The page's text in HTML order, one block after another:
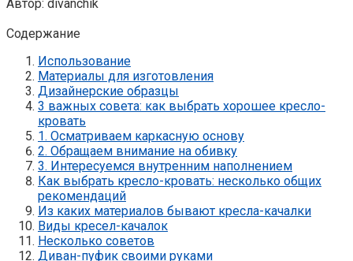
Автор: divanchik
Содержание
Использование
Материалы для изготовления
Дизайнерские образцы
3 важных совета: как выбрать хорошее кресло-
кровать
1. Осматриваем каркасную основу
2. Обращаем внимание на обивку
3. Интересуемся внутренним наполнением
Как выбрать кресло-кровать: несколько общих
рекомендаций
Из каких материалов бывают кресла-качалки
Виды кресел-качалок
Несколько советов
Диван-пуфик своими руками